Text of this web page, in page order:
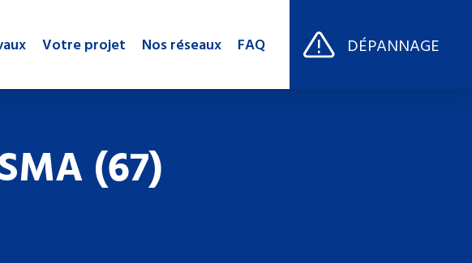
Votre projet Nos réseaux FAQ DÉPANNAGE
(67)